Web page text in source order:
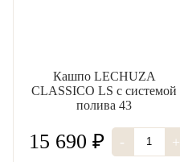
Кашпо LECHUZA
CLASSICO LS с системой
полива 43
15 690 ₽ - +